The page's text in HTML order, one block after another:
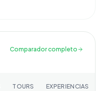
Comparador completo
TOURS EXPERIENCIAS